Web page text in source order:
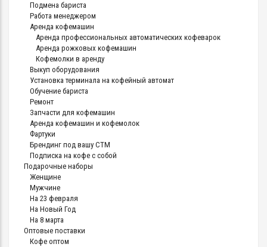
Подмена бариста
Работа менеджером
Аренда кофемашин
Аренда профессиональных автоматических кофеварок
Аренда рожковых кофемашин
Кофемолки в аренду
Выкуп оборудования
Установка терминала на кофейный автомат
Обучение бариста
Ремонт
Запчасти для кофемашин
Аренда кофемашин и кофемолок
Фартуки
Брендинг под вашу СТМ
Подписка на кофе с собой
Подарочные наборы
Женщине
Мужчине
На 23 февраля
На Новый Год
На 8 марта
Оптовые поставки
Кофе оптом